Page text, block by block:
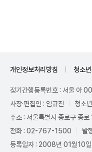
개인정보처리방침 청소
정기간행등록번호 : 서울 아
사장·편집인 : 임규진
청소
주소 : 서울특별시 종로구 종
전화 : 02-767-1500
발
등록일자 : 2008년 01월10일